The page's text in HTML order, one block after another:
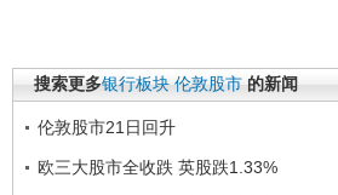
搜索更多银行板块 伦敦股市 的新闻
伦敦股市21日回升
欧三大股市全收跌 英股跌1.33%